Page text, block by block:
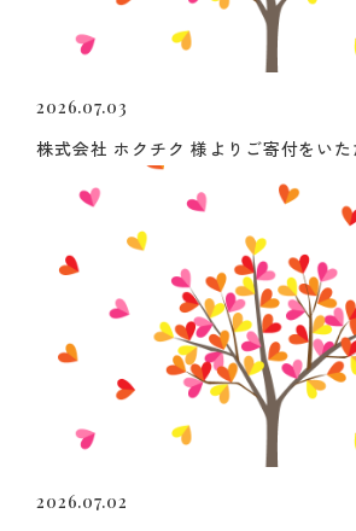
2026.07.03
株式会社 ホクチク 様よりご寄付をいた
2026.07.02